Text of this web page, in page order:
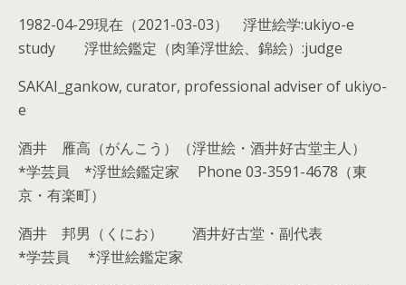
1982-04-29現在（2021-03-03） 浮世絵学:ukiyo-e
study 浮世絵鑑定（肉筆浮世絵、錦絵）:judge
SAKAI_gankow, curator, professional adviser of ukiyo-
e
酒井 雁高（がんこう）（浮世絵・酒井好古堂主人）
*学芸員 *浮世絵鑑定家 Phone 03-3591-4678（東
京・有楽町）
酒井 邦男（くにお） 酒井好古堂・副代表
*学芸員 *浮世絵鑑定家